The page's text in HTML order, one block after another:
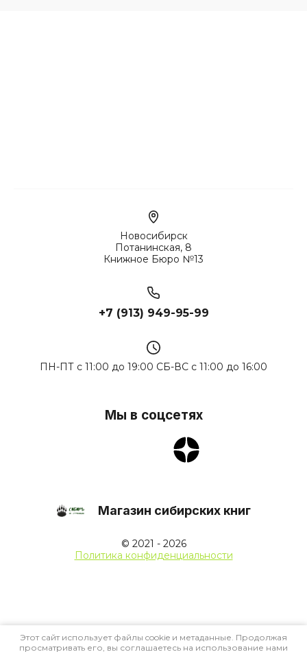
Магазин сибирских книг
© 2021 - 2026
Политика конфиденциальности
Новосибирск
Потанинская, 8
Книжное Бюро №13
+7 (913) 949-95-99
ПН-ПТ с 11:00 до 19:00 СБ-ВС с 11:00 до 16:00
Мы в соцсетях
Этот сайт использует файлы cookie и метаданные. Продолжая
просматривать его, вы соглашаетесь на использование нами